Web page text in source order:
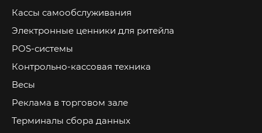
Кассы самообслуживания
Электронные ценники для ритейла
POS-системы
Контрольно-кассовая техника
Весы
Реклама в торговом зале
Терминалы сбора данных